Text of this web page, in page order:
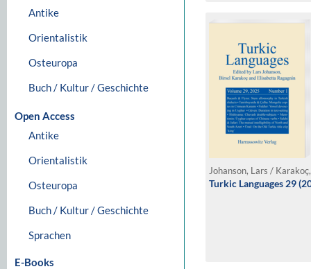
Antike
Orientalistik
Osteuropa
Buch / Kultur / Geschichte
Open Access
Antike
Orientalistik
Osteuropa
Buch / Kultur / Geschichte
Sprachen
E-Books
Turkic Languages 29